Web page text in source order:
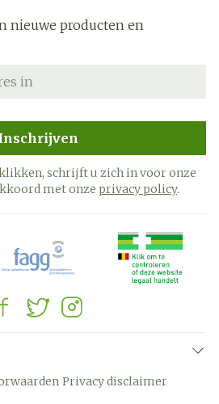
nieuwe producten en
schrijft u zich in voor onze
met onze privacy policy.
Privacy disclaimer